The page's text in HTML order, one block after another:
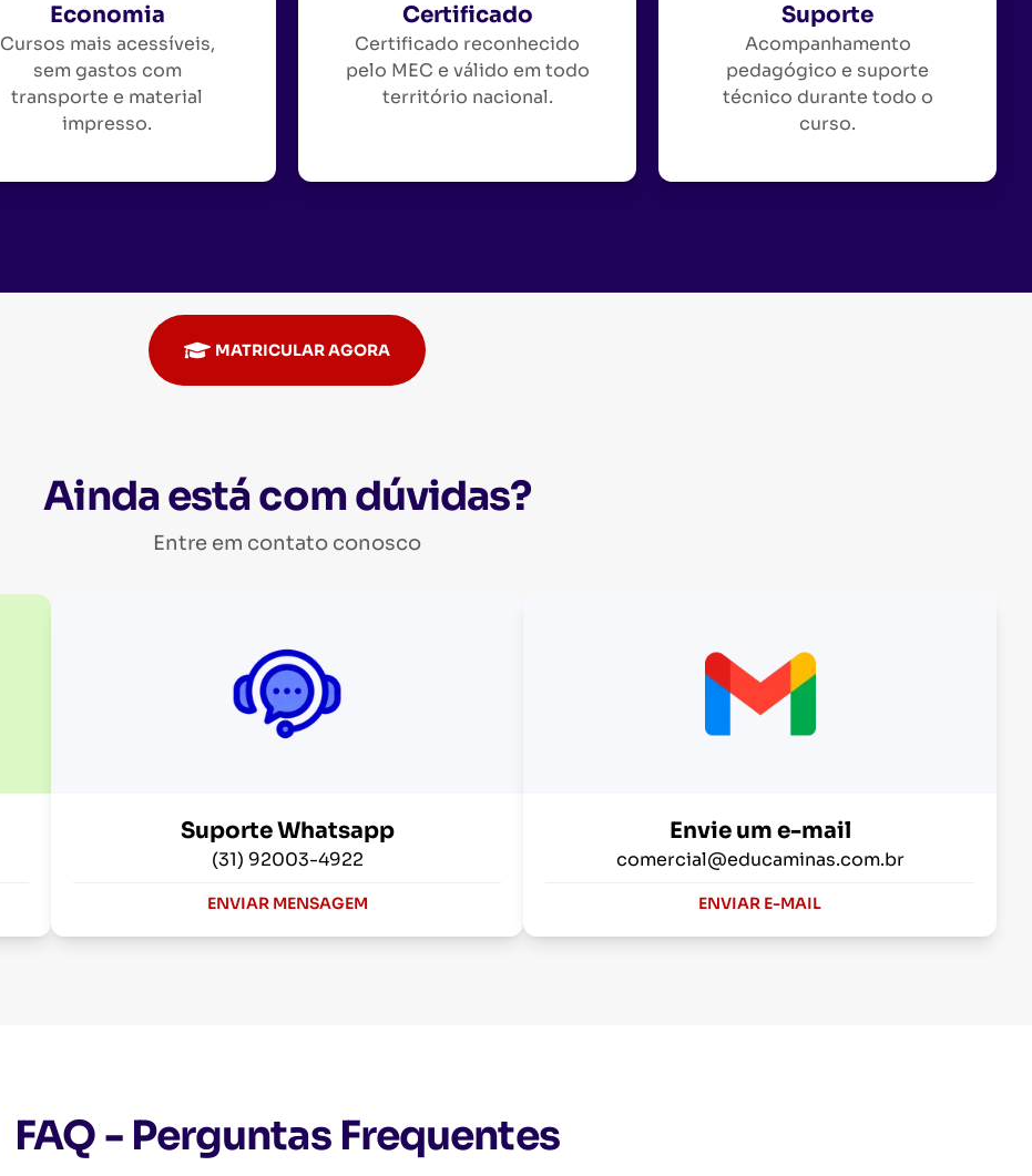
Economia
Cursos mais acessíveis,
sem gastos com
transporte e material
impresso.
Certificado
Certificado reconhecido
pelo MEC e válido em todo
território nacional.
Suporte
Acompanhamento
pedagógico e suporte
técnico durante todo o
curso.
MATRICULAR AGORA
Ainda está com dúvidas?
Entre em contato conosco
Suporte Whatsapp
(31) 92003-4922
ENVIAR MENSAGEM
Envie um e-mail
comercial@educaminas.com.br
ENVIAR E-MAIL
FAQ - Perguntas Frequentes